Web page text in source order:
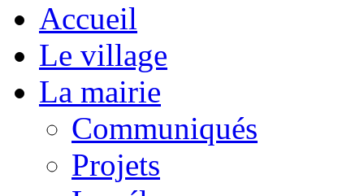
Accueil
Le village
La mairie
Communiqués
Projets